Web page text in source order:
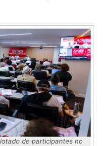
de participantes no